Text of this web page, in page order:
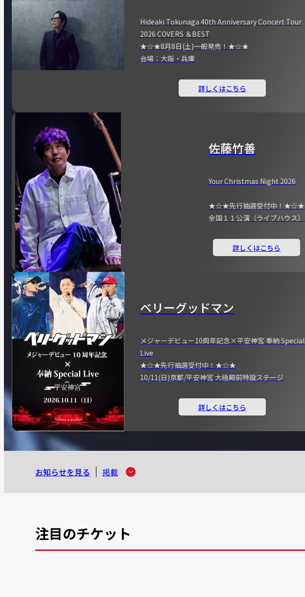
Hideaki Tokunaga 40th Anniversary Concert Tour
2026 COVERS ＆BEST
★☆★8月8日(土)一般発売！★☆★
会場：大阪・兵庫
詳しくはこちら
佐藤竹善
Your Christmas Night 2026
★☆★先行抽選受付中！★☆★
全国１１公演（ライブハウス）
詳しくはこちら
ベリーグッドマン
メジャーデビュー10周年記念×平安神宮 奉納 Special
Live
★☆★先行抽選受付中！★☆★
10/11(日)京都/平安神宮 大極殿前特設ステージ
詳しくはこちら
お知らせを見る 掲載
注目のチケット